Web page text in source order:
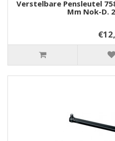
Verstelbare Pensleutel
Mm Nok-D.